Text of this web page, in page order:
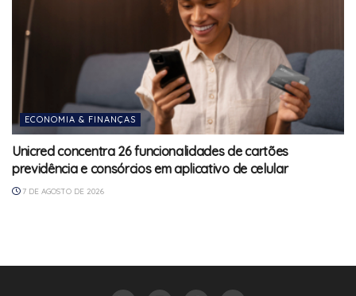
ECONOMIA & FINANÇAS
Unicred concentra 26 funcionalidades de cartões
previdência e consórcios em aplicativo de celular
7 DE AGOSTO DE 2026